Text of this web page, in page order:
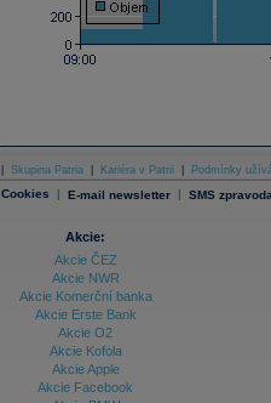
Skupina Patria Kariéra v Patrii Podmínky
Cookies | E-mail newsletter | SMS
Akcie:
Akcie ČEZ
Akcie NWR
Akcie Komerční banka
Akcie Erste Bank
Akcie O2
Akcie Kofola
Akcie Apple
Akcie Facebook